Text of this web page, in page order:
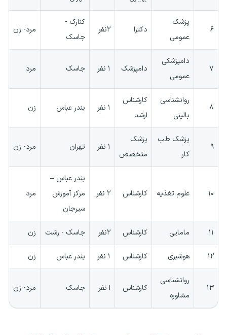
۶
پزشک
عمومی
دکترا ۲نفر
کنارک -
جاسک
مرد- زن
۷
دامپزشکی
عمومی
دامپزشک ۱ نفر جاسک مرد
۸
روانشناسی
بالینی
کارشناس
ارشد
۱ نفر بندر عباس زن
۹
پزشک طب
کار
پزشک
متخصص
۱ نفر تهران مرد- زن
۱۰ علوم تغذیه کارشناس ۲ نفر
بندر عباس –
مرکز آموزش
سیرجان
مرد
۱۱ مامایی کارشناس ۲نفر جاسک - رشت زن
۱۲ هوشبری کارشناس ۱ نفر بندر عباس زن
۱۳
روانشناسی
مشاوره
کارشناس ا نفر جاسک مرد- زن